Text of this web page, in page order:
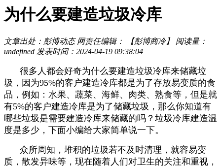
为什么要建造垃圾冷库
文章出处：彭博动态 网责任编辑： 【彭博商冷】 阅读量：
undefined 发表时间：2024-04-19 09:38:04
很多人都会好奇为什么要建造垃圾冷库来储藏垃
圾，因为95%的客户建造冷库都是为了存放易变质的食
品，例如：水果、蔬菜、海鲜、肉类、熟食等，但是就
有5%的客户建造冷库是为了储藏垃圾，那么你知道有
哪些垃圾是需要建造冷库来储藏的吗？垃圾冷库建造温
度是多少，下面小编给大家简单说一下。
众所周知，堆积的垃圾若不及时清理，就容易变
质，散发异味等，现在随着人们对卫生的关注和重视，